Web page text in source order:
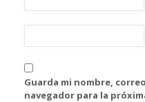
Guarda mi nombre,
navegador para la